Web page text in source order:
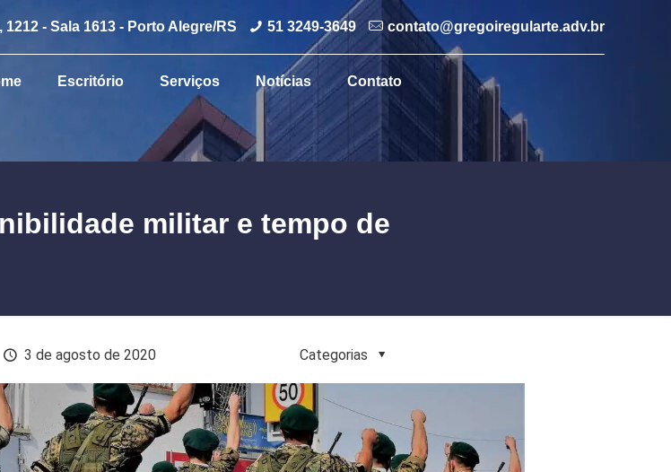
1212 - Sala 1613 - Porto Alegre/RS 51 3249-3649 contato@gregoiregularte.adv.br
Escritório Serviços Notícias Contato
militar e tempo de
3 de agosto de 2020 Categorias